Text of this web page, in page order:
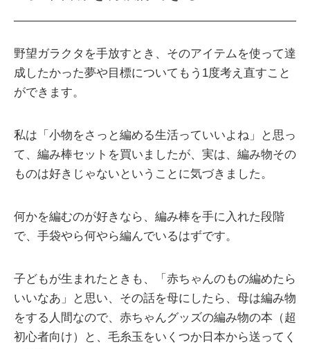
野望ガラクタを手放すとき、そのアイテムを使って達
成したかった夢や目標についてもう1度考え直すこと
ができます。
私は「小物をさっと編める生活っていいよね」と思っ
て、編み棒セットを買いましたが、実は、編み物その
ものは好きじゃないということに気づきました。
何かを編むのが好きなら、編み棒を手に入れた段階
で、手袋やら何やら編んでいるはずです。
子どもが生まれたときも、「赤ちゃんのもの編めたら
いいなあ」と思い、その話を母にしたら、母は編み物
をする人間なので、赤ちゃんグッズの編み物の本（超
初心者向け）と、毛糸玉をいくつか日本から送ってく